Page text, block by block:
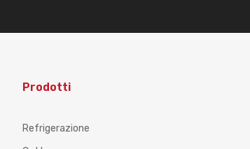
Prodotti
Refrigerazione